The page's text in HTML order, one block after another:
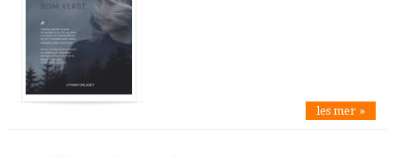
les mer »